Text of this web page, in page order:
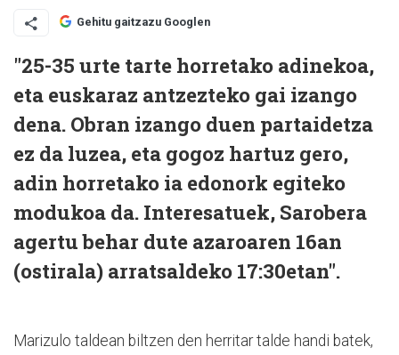
Gehitu gaitzazu Googlen
"25-35 urte tarte horretako adinekoa,
eta euskaraz antzezteko gai izango
dena. Obran izango duen partaidetza
ez da luzea, eta gogoz hartuz gero,
adin horretako ia edonork egiteko
modukoa da. Interesatuek, Sarobera
agertu behar dute azaroaren 16an
(ostirala) arratsaldeko 17:30etan".
Marizulo taldean biltzen den herritar talde handi batek,